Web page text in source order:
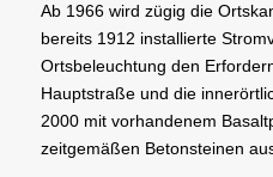
Ab 1966 wird zügig die
bereits 1912 installierte
Ortsbeleuchtung den
Hauptstraße und die
2000 mit vorhandenem
zeitgemäßen Betonsteinen